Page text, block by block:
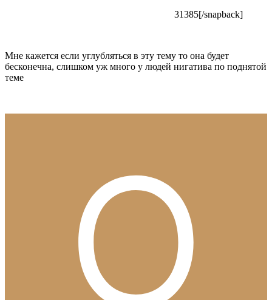
31385[/snapback]
Мне кажется если углубляться в эту тему то она будет
бесконечна, слишком уж много у людей нигатива по поднятой
теме